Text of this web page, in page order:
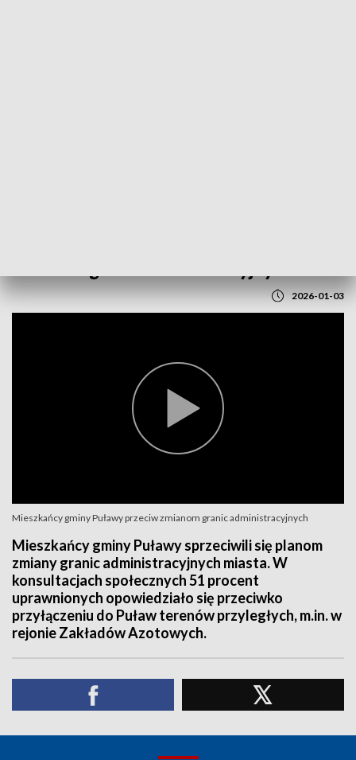
2026-01-03
Mieszkańcy gminy Puławy przeciw zmianom granic administracyjnych
Mieszkańcy gminy Puławy sprzeciwili się planom
zmiany granic administracyjnych miasta. W
konsultacjach społecznych 51 procent
uprawnionych opowiedziało się przeciwko
przyłączeniu do Puław terenów przyległych, m.in. w
rejonie Zakładów Azotowych.